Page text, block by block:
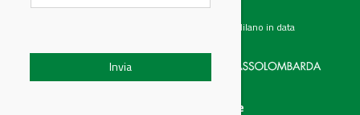
Testata giornalistica registrata presso il Tribunale di Milano in data
Categorie